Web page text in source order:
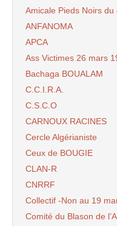
Amicale Pieds Noirs du
ANFANOMA
APCA
Ass Victimes 26 mars
Bachaga BOUALAM
C.C.I.R.A.
C.S.C.O
CARNOUX RACINES
Cercle Algérianiste
Ceux de BOUGIE
CLAN-R
CNRRF
Collectif -Non au 19
Comité du Blason de